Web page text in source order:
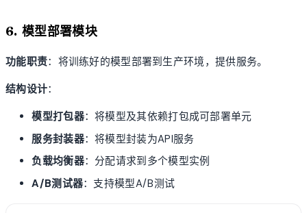
6. 模型部署模块
功能职责：将训练好的模型部署到生产环境，提供服务。
结构设计：
模型打包器：将模型及其依赖打包成可部署单元
服务封装器：将模型封装为API服务
负载均衡器：分配请求到多个模型实例
A/B测试器：支持模型A/B测试